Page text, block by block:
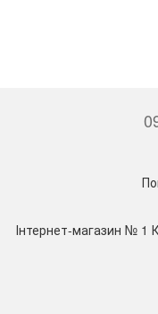
Інтернет-магазин № 1